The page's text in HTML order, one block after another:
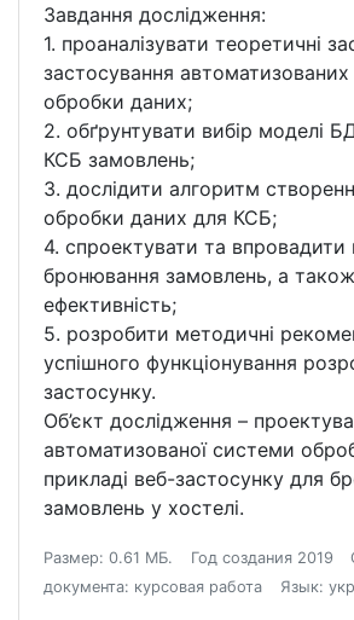
Завдання дослідження:
1. проаналізувати теоретичні
застосування
обробки даних;
2. обґрунтувати вибір моделі
КСБ замовлень;
3. дослідити алгоритм
обробки даних для КСБ;
4. спроектувати та
бронювання замовлень, а також
ефективність;
5. розробити методичні
успішного функціонування
застосунку.
Об’єкт дослідження –
автоматизованої системи
прикладі веб-застосунку для
замовлень у хостелі.
Размер: 0.61 МБ. Год создания 2019
документа: курсовая работа
Язык: